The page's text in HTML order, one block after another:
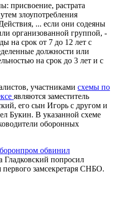
присвоение, растрата
злоупотребления
... если они содеяны
организованной группой, -
на срок от 7 до 12 лет с
должности или
на срок до 3 лет и с
участниками схемы по
являются заместитель
его сын Игорь с другом и
Букин. В указанной схеме
оборонных
обвинил
Гладковский попросил
замсекретаря СНБО.